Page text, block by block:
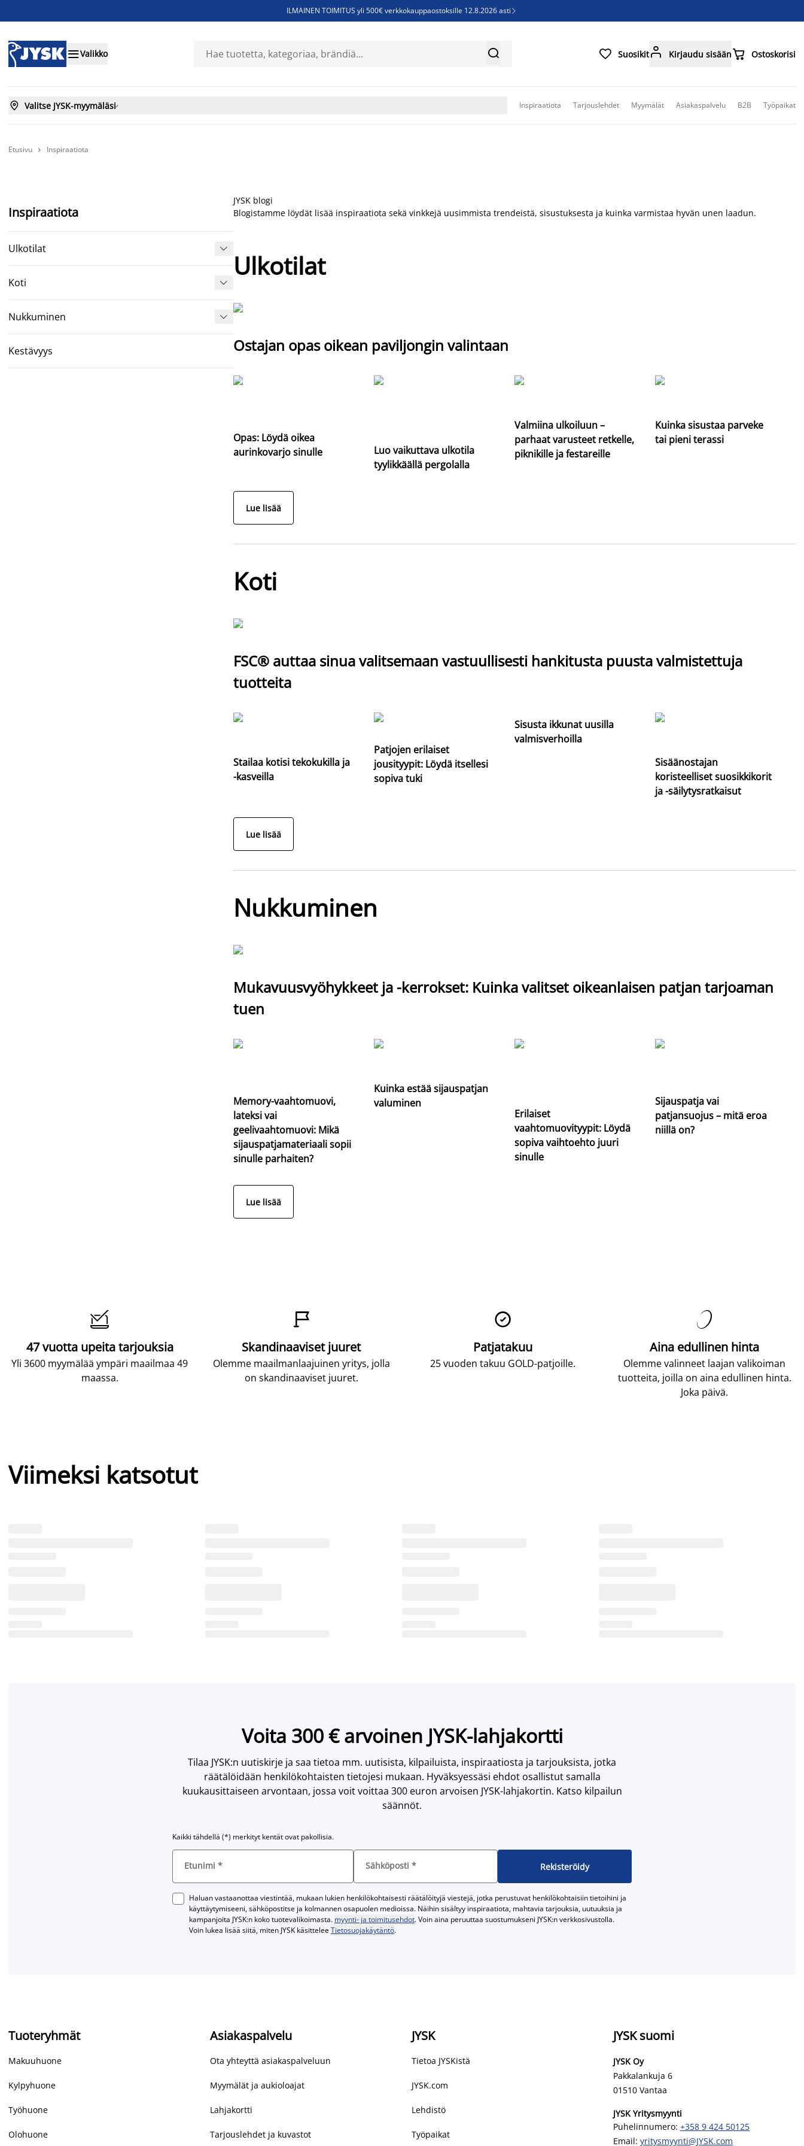
ILMAINEN TOIMITUS yli 500€ verkkokauppaostoksille 12.8.2026 asti 
Sijauspatjoja - Säästä jopa 60%
Valikko   Suosikit Kirjaudu sisään Ostoskorisi
 Valitse JYSK-myymäläsi Inspiraatiota Tarjouslehdet Myymälät Asiakaspalvelu B2B Työpaikat
Etusivu  Inspiraatiota
Inspiraatiota
Ulkotilat 
Koti 
Nukkuminen 
Kestävyys
JYSK blogi
Blogistamme löydät lisää inspiraatiota sekä vinkkejä uusimmista trendeistä, sisustuksesta ja kuinka varmistaa hyvän unen laadun.
Ulkotilat
Ostajan opas oikean paviljongin valintaan
Opas: Löydä oikea
aurinkovarjo sinulle
Luo vaikuttava ulkotila
tyylikkäällä pergolalla
Valmiina ulkoiluun –
parhaat varusteet retkelle,
piknikille ja festareille
Kuinka sisustaa parveke
tai pieni terassi
Lue lisää
Koti
FSC® auttaa sinua valitsemaan vastuullisesti hankitusta puusta valmistettuja
tuotteita
Stailaa kotisi tekokukilla ja
-kasveilla
Patjojen erilaiset
jousityypit: Löydä itsellesi
sopiva tuki
Sisusta ikkunat uusilla
valmisverhoilla
Sisäänostajan
koristeelliset suosikkikorit
ja -säilytysratkaisut
Lue lisää
Nukkuminen
Mukavuusvyöhykkeet ja -kerrokset: Kuinka valitset oikeanlaisen patjan tarjoaman
tuen
Memory-vaahtomuovi,
lateksi vai
geelivaahtomuovi: Mikä
sijauspatjamateriaali sopii
sinulle parhaiten?
Kuinka estää sijauspatjan
valuminen
Erilaiset
vaahtomuovityypit: Löydä
sopiva vaihtoehto juuri
sinulle
Sijauspatja vai
patjansuojus – mitä eroa
niillä on?
Lue lisää

47 vuotta upeita tarjouksia
Yli 3600 myymälää ympäri maailmaa 49
maassa.

Skandinaaviset juuret
Olemme maailmanlaajuinen yritys, jolla
on skandinaaviset juuret.

Patjatakuu
25 vuoden takuu GOLD-patjoille.

Aina edullinen hinta
Olemme valinneet laajan valikoiman
tuotteita, joilla on aina edullinen hinta.
Joka päivä.
Viimeksi katsotut
Voita 300 € arvoinen JYSK-lahjakortti
Tilaa JYSK:n uutiskirje ja saa tietoa mm. uutisista, kilpailuista, inspiraatiosta ja tarjouksista, jotka
räätälöidään henkilökohtaisten tietojesi mukaan. Hyväksyessäsi ehdot osallistut samalla
kuukausittaiseen arvontaan, jossa voit voittaa 300 euron arvoisen JYSK-lahjakortin. Katso kilpailun
säännöt.
Kaikki tähdellä (*) merkityt kentät ovat pakollisia.
Etunimi * Sähköposti * Rekisteröidy
Haluan vastaanottaa viestintää, mukaan lukien henkilökohtaisesti räätälöityjä viestejä, jotka perustuvat henkilökohtaisiin tietoihini ja
käyttäytymiseeni, sähköpostitse ja kolmannen osapuolen medioissa. Näihin sisältyy inspiraatiota, mahtavia tarjouksia, uutuuksia ja
kampanjoita JYSK:n koko tuotevalikoimasta. myynti- ja toimitusehdot. Voin aina peruuttaa suostumukseni JYSK:n verkkosivustolla.
Voin lukea lisää siitä, miten JYSK käsitteleeTietosuojakäytäntö.
Tuoteryhmät
Makuuhuone
Kylpyhuone
Työhuone
Olohuone
Asiakaspalvelu
Ota yhteyttä asiakaspalveluun
Myymälät ja aukioloajat
Lahjakortti
Tarjouslehdet ja kuvastot
JYSK
Tietoa JYSKistä
JYSK.com
Lehdistö
Työpaikat
JYSK suomi
JYSK Oy
Pakkalankuja 6
01510 Vantaa
JYSK Yritysmyynti
Puhelinnumero: +358 9 424 50125
Email: yritysmyynti@JYSK.com